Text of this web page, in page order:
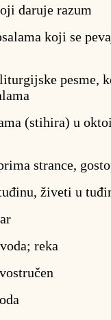
daruje razum
koji se
pesme,
(stihira) u
strance,
živeti u
reka